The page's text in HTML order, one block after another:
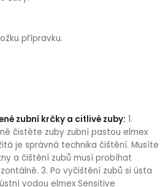
přípravku.
zubní krčky a citlivé zuby: 1.
čistěte zuby zubní pastou elmex
je správná technika čištění. Musíte
a čištění zubů musí probíhat
3. Po vyčištění zubů si ústa
vodou elmex Sensitive